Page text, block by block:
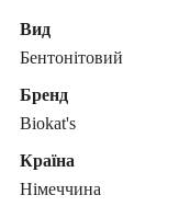
Вид
Бентонітовий
Бренд
Biokat's
Країна
Німеччина